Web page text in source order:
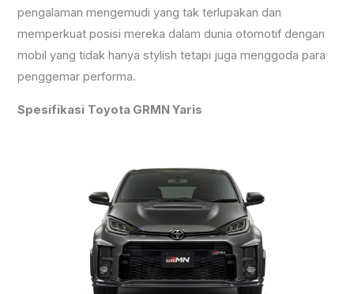
pengalaman mengemudi yang tak terlupakan dan
memperkuat posisi mereka dalam dunia otomotif dengan
mobil yang tidak hanya stylish tetapi juga menggoda para
penggemar performa.
Spesifikasi Toyota GRMN Yaris